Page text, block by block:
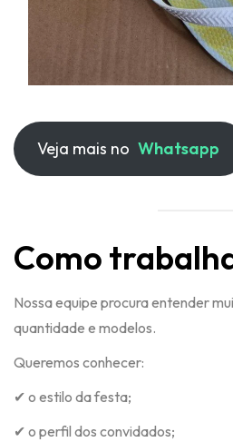
Veja mais no Whatsapp
Como
Nossa equipe procura entender
quantidade e modelos.
Queremos conhecer:
✔ o estilo da festa;
✔ o perfil dos convidados;